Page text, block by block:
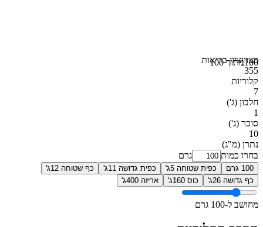
100מתוך 100מצויןציון בריאות
355
קלוריות
7
חלבון (ג')
1
סוכר (ג')
10
נתרן (מ"ג)
בחרו כמות
גרם
100 גרם כפית שטוחה 5ג' כפית גדושה 11ג'
כף שטוחה 12ג'
כף גדושה 26ג'
כוס 160ג' אריזה 400ג'
מחושב ל-100 גרם